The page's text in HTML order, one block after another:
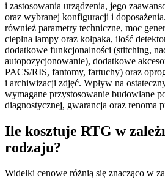
i zastosowania urządzenia, jego
oraz wybranej konfiguracji i
również parametry techniczne, moc
cieplna lampy oraz kołpaka, ilość
dodatkowe funkcjonalności (stitching,
autopozycjonowanie), dodatkowe
PACS/RIS, fantomy, fartuchy) oraz
i archiwizacji zdjęć. Wpływ na
wymagane przystosowanie budowlane
diagnostycznej, gwarancja oraz renoma
Ile kosztuje RTG w
rodzaju?
Widełki cenowe różnią się znacząco w